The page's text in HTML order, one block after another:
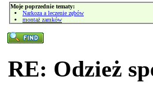
Moje poprzednie tematy:
Narkoza a leczenie zębów
montaż zamków
RE: Odzież